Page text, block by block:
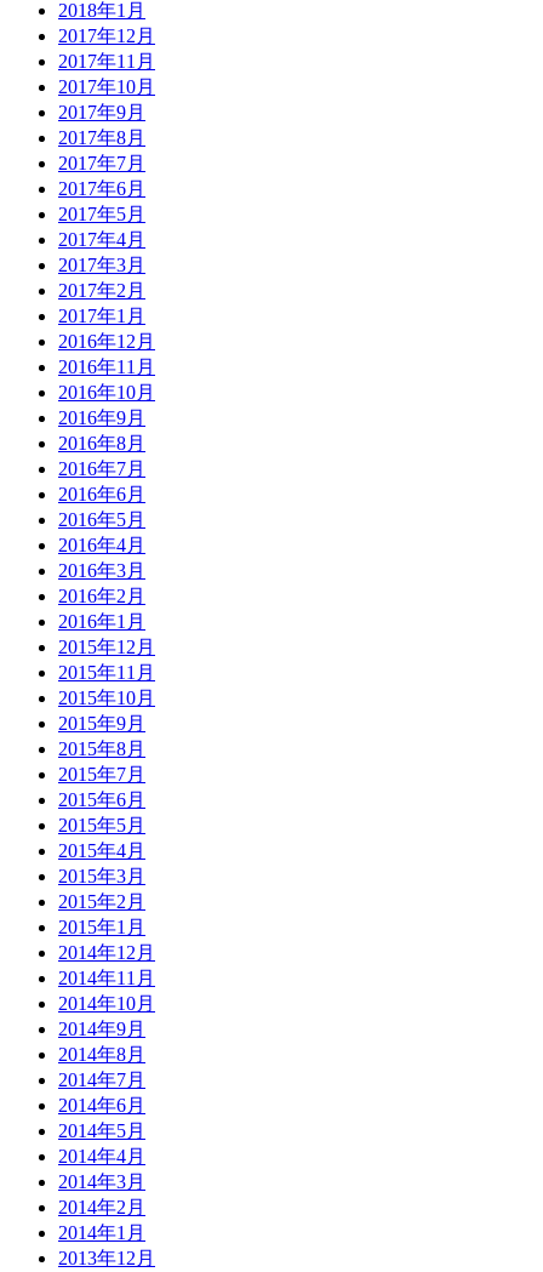
2018年1月
2017年12月
2017年11月
2017年10月
2017年9月
2017年8月
2017年7月
2017年6月
2017年5月
2017年4月
2017年3月
2017年2月
2017年1月
2016年12月
2016年11月
2016年10月
2016年9月
2016年8月
2016年7月
2016年6月
2016年5月
2016年4月
2016年3月
2016年2月
2016年1月
2015年12月
2015年11月
2015年10月
2015年9月
2015年8月
2015年7月
2015年6月
2015年5月
2015年4月
2015年3月
2015年2月
2015年1月
2014年12月
2014年11月
2014年10月
2014年9月
2014年8月
2014年7月
2014年6月
2014年5月
2014年4月
2014年3月
2014年2月
2014年1月
2013年12月